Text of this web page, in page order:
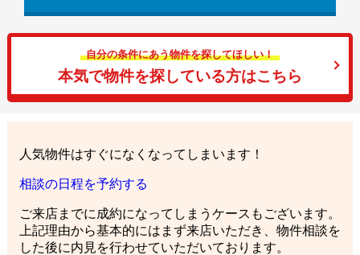
自分の条件にあう物件を探してほしい！
本気で物件を探している方はこちら
人気物件はすぐになくなってしまいます！
相談の日程を予約する
ご来店までに成約になってしまうケースもございます。
上記理由から基本的にはまず来店いただき、物件相談を
した後に内見を行わせていただいております。